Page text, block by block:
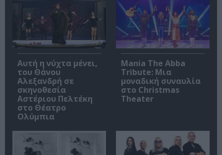
Αυτή η νύχτα μένει,
του Θάνου
Αλεξανδρή σε
σκηνοθεσία
Αστέριου Πελτέκη
στο Θέατρο
Ολύμπια
Mania The Abba
Tribute: Μια
μοναδική συναυλία
στο Christmas
Theater